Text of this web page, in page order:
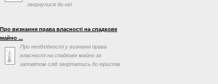
звернулися до неї
Про визнання права власності на спадкове
майно ...
При необхідності у визнанні права
власності на спадкове майно за
заповітом слід звертатись до юристів